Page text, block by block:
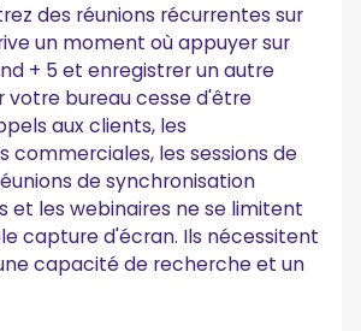
des réunions récurrentes sur
un moment où appuyer sur
+ 5 et enregistrer un autre
votre bureau cesse d'être
aux clients, les
commerciales, les sessions de
de synchronisation
et les webinaires ne se limitent
capture d'écran. Ils nécessitent
capacité de recherche et un